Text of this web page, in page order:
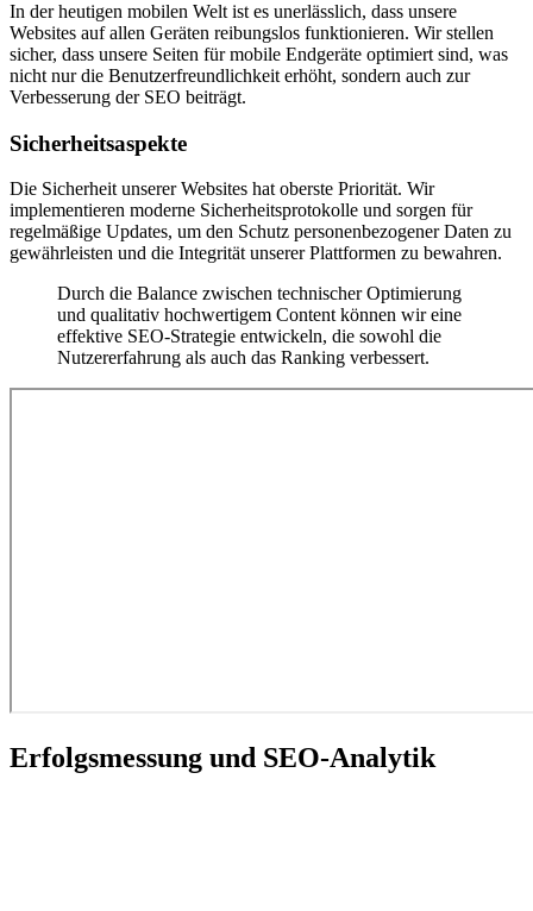
In der heutigen mobilen Welt ist es unerlässlich, dass unsere
Websites auf allen Geräten reibungslos funktionieren. Wir stellen
sicher, dass unsere Seiten für mobile Endgeräte optimiert sind, was
nicht nur die Benutzerfreundlichkeit erhöht, sondern auch zur
Verbesserung der SEO beiträgt.
Sicherheitsaspekte
Die Sicherheit unserer Websites hat oberste Priorität. Wir
implementieren moderne Sicherheitsprotokolle und sorgen für
regelmäßige Updates, um den Schutz personenbezogener Daten zu
gewährleisten und die Integrität unserer Plattformen zu bewahren.
Durch die Balance zwischen technischer Optimierung
und qualitativ hochwertigem Content können wir eine
effektive SEO-Strategie entwickeln, die sowohl die
Nutzererfahrung als auch das Ranking verbessert.
Erfolgsmessung und SEO-Analytik